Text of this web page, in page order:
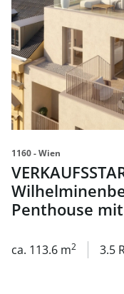
1160 - Wien
Penthouse
1160 Wien
ca. 113.6 m2 3.5